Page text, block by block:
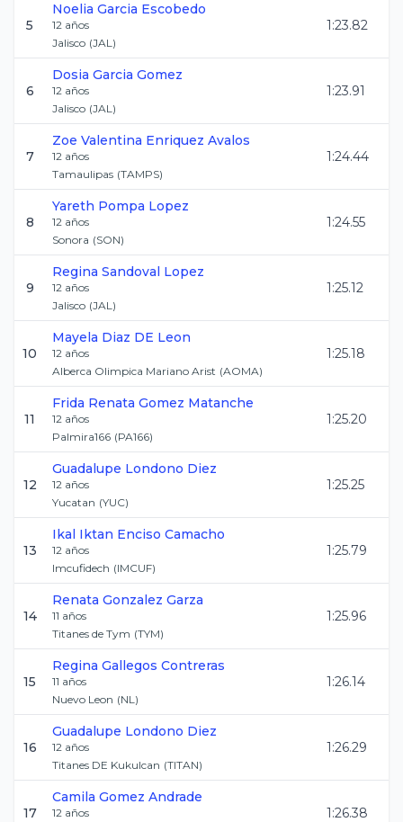
5
Noelia Garcia Escobedo
12 años
Jalisco (JAL)
1:23.82
6
Dosia Garcia Gomez
12 años
Jalisco (JAL)
1:23.91
7
Zoe Valentina Enriquez Avalos
12 años
Tamaulipas (TAMPS)
1:24.44
8
Yareth Pompa Lopez
12 años
Sonora (SON)
1:24.55
9
Regina Sandoval Lopez
12 años
Jalisco (JAL)
1:25.12
10
Mayela Diaz DE Leon
12 años
Alberca Olimpica Mariano Arist (AOMA)
1:25.18
11
Frida Renata Gomez Matanche
12 años
Palmira166 (PA166)
1:25.20
12
Guadalupe Londono Diez
12 años
Yucatan (YUC)
1:25.25
13
Ikal Iktan Enciso Camacho
12 años
Imcufidech (IMCUF)
1:25.79
14
Renata Gonzalez Garza
11 años
Titanes de Tym (TYM)
1:25.96
15
Regina Gallegos Contreras
11 años
Nuevo Leon (NL)
1:26.14
16
Guadalupe Londono Diez
12 años
Titanes DE Kukulcan (TITAN)
1:26.29
17
Camila Gomez Andrade
12 años
1:26.38